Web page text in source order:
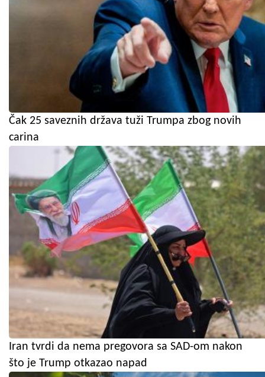
Čak 25 saveznih država tuži Trumpa zbog novih
carina
Iran tvrdi da nema pregovora sa SAD-om nakon
što je Trump otkazao napad